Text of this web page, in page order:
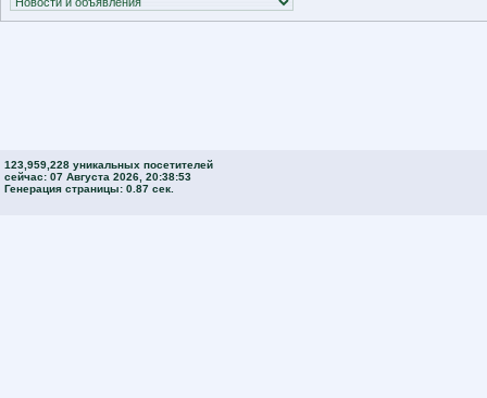
123,959,228 уникальных посетителей
сейчас: 07 Августа 2026, 20:38:53
Генерация страницы: 0.87 сек.